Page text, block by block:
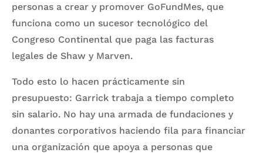
personas a crear y promover GoFundMes, que
funciona como un sucesor tecnológico del
Congreso Continental que paga las facturas
legales de Shaw y Marven.
Todo esto lo hacen prácticamente sin
presupuesto: Garrick trabaja a tiempo completo
sin salario. No hay una armada de fundaciones y
donantes corporativos haciendo fila para financiar
una organización que apoya a personas que